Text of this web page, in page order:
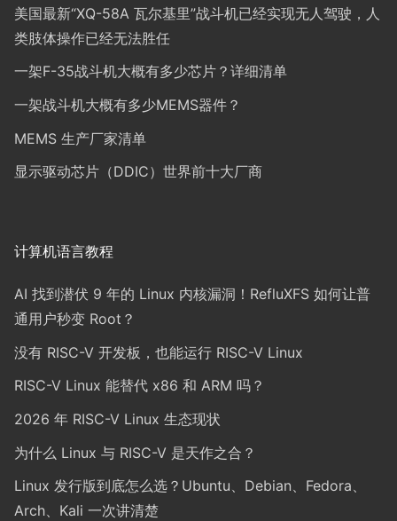
美国最新“XQ-58A 瓦尔基里”战斗机已经实现无人驾驶，人
类肢体操作已经无法胜任
一架F-35战斗机大概有多少芯片？详细清单
一架战斗机大概有多少MEMS器件？
MEMS 生产厂家清单
显示驱动芯片（DDIC）世界前十大厂商
计算机语言教程
AI 找到潜伏 9 年的 Linux 内核漏洞！RefluXFS 如何让普
通用户秒变 Root？
没有 RISC-V 开发板，也能运行 RISC-V Linux
RISC-V Linux 能替代 x86 和 ARM 吗？
2026 年 RISC-V Linux 生态现状
为什么 Linux 与 RISC-V 是天作之合？
Linux 发行版到底怎么选？Ubuntu、Debian、Fedora、
Arch、Kali 一次讲清楚